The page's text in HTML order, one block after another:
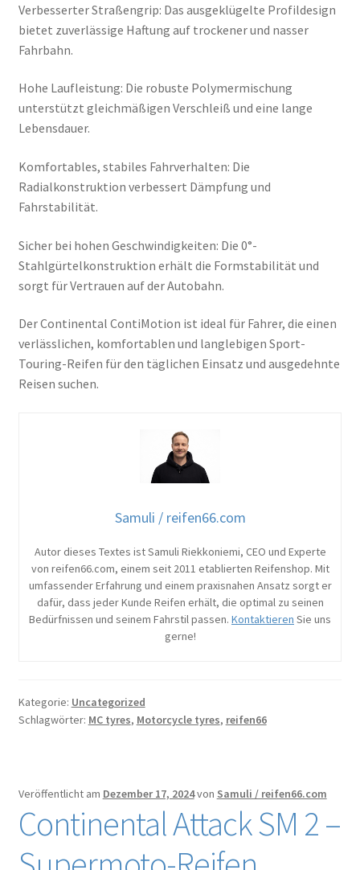
Verbesserter Straßengrip: Das ausgeklügelte Profildesign
bietet zuverlässige Haftung auf trockener und nasser
Fahrbahn.
Hohe Laufleistung: Die robuste Polymermischung
unterstützt gleichmäßigen Verschleiß und eine lange
Lebensdauer.
Komfortables, stabiles Fahrverhalten: Die
Radialkonstruktion verbessert Dämpfung und
Fahrstabilität.
Sicher bei hohen Geschwindigkeiten: Die 0°-
Stahlgürtelkonstruktion erhält die Formstabilität und
sorgt für Vertrauen auf der Autobahn.
Der Continental ContiMotion ist ideal für Fahrer, die einen
verlässlichen, komfortablen und langlebigen Sport-
Touring-Reifen für den täglichen Einsatz und ausgedehnte
Reisen suchen.
Samuli / reifen66.com
Autor dieses Textes ist Samuli Riekkoniemi, CEO und Experte
von reifen66.com, einem seit 2011 etablierten Reifenshop. Mit
umfassender Erfahrung und einem praxisnahen Ansatz sorgt er
dafür, dass jeder Kunde Reifen erhält, die optimal zu seinen
Bedürfnissen und seinem Fahrstil passen. Kontaktieren Sie uns
gerne!
Kategorie: Uncategorized
Schlagwörter: MC tyres, Motorcycle tyres, reifen66
Veröffentlicht am Dezember 17, 2024von Samuli / reifen66.com
Continental Attack SM 2 –